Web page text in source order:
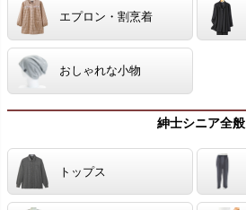
エプロン・割烹着
おしゃれな小物
紳士シニア全般
トップス